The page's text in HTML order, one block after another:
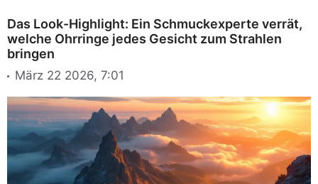
Das Look-Highlight: Ein Schmuckexperte verrät,
welche Ohrringe jedes Gesicht zum Strahlen
bringen
März 22 2026, 7:01